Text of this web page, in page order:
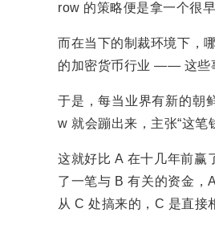
row 的策略便是拿一个很
而在当下的制裁环境下，
的加密货币行业 —— 这些
于是，每当业界有新的朝
w 就会蹦出来，主张“这笔
这就好比 A 在十几年前赢
了一笔与 B 有关的资金，
从 C 处搞来的，C 是直